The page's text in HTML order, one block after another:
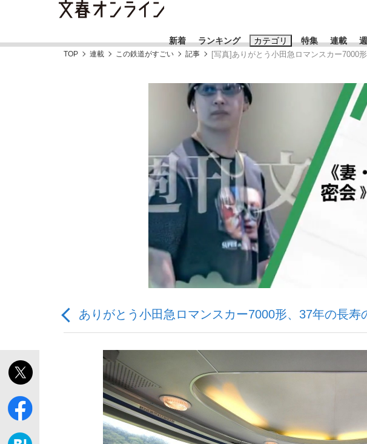
新着 ランキング カテゴリ
「90%は失敗する。でも…」本田圭佑が初めて明かした日本代表監督
「敗因分析は一切聞かれなかった」侍ジャパン選手が証言した“NPB
特集
キングの誕生を、目撃せよ。
連載
おすすめのキーワードタグ一覧
#藤田晋 #高市早苗
#玉木雄一郎
#亀和田武
TOP 連載 この鉄道がすごい 記事 [写真]ありがとう小田急ロマンスカー7000
ありがとう小田急ロマンスカー7000形、37年の長寿